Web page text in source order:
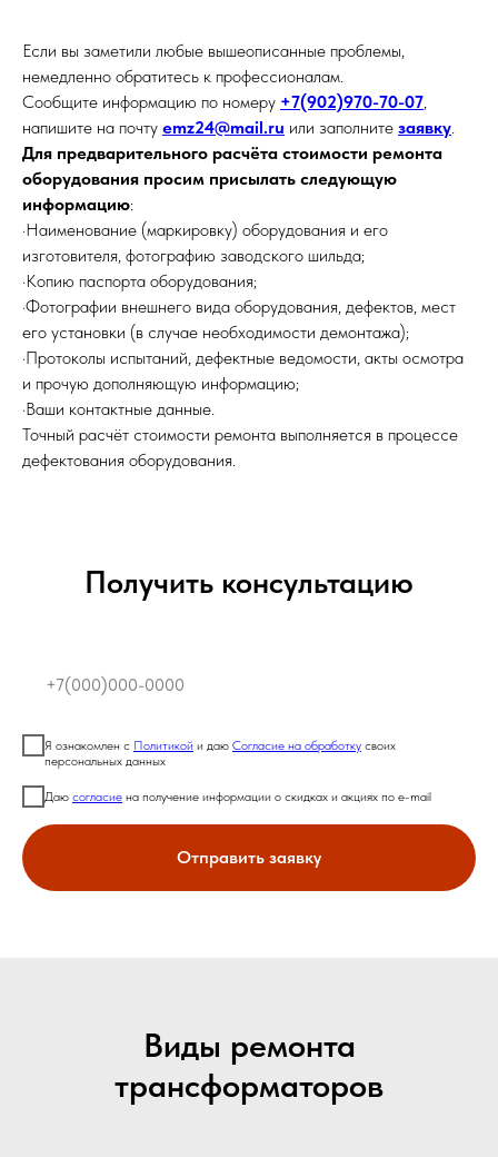
Если вы заметили любые вышеописанные проблемы,
немедленно обратитесь к профессионалам.
Сообщите информацию по номеру +7(902)970-70-07,
напишите на почту emz24@mail.ru или заполните заявку.
Для предварительного расчёта стоимости ремонта
оборудования просим присылать следующую
информацию:
·Наименование (маркировку) оборудования и его
изготовителя, фотографию заводского шильда;
·Копию паспорта оборудования;
·Фотографии внешнего вида оборудования, дефектов, мест
его установки (в случае необходимости демонтажа);
·Протоколы испытаний, дефектные ведомости, акты осмотра
и прочую дополняющую информацию;
·Ваши контактные данные.
Точный расчёт стоимости ремонта выполняется в процессе
дефектования оборудования.
Получить консультацию
Я ознакомлен с Политикой и даю Согласие на обработку своих
персональных данных
Даю согласие на получение информации о скидках и акциях по e-mail
Отправить заявку
Виды ремонта
трансформаторов